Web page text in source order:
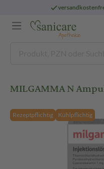
MILGAMMA N
Rezeptpflichtig Kühlpflichtig